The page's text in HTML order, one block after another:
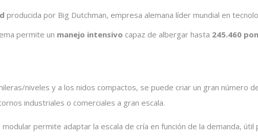
producida por Big Dutchman, empresa alemana líder mundial en
permite un manejo intensivo capaz de albergar hasta 245.460
niveles y a los nidos compactos, se puede criar un gran número
industriales o comerciales a gran escala.
modular permite adaptar la escala de cría en función de la demanda,